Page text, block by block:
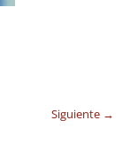
Siguiente →